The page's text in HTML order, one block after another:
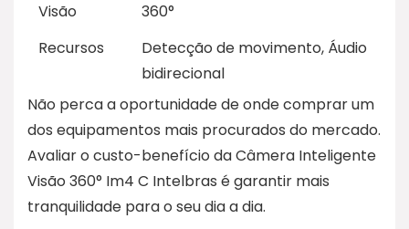
Visão
360°
Recursos
Detecção de movimento, Áudio
bidirecional
Não perca a oportunidade de onde comprar um
dos equipamentos mais procurados do mercado.
Avaliar o custo-benefício da Câmera Inteligente
Visão 360° Im4 C Intelbras é garantir mais
tranquilidade para o seu dia a dia.